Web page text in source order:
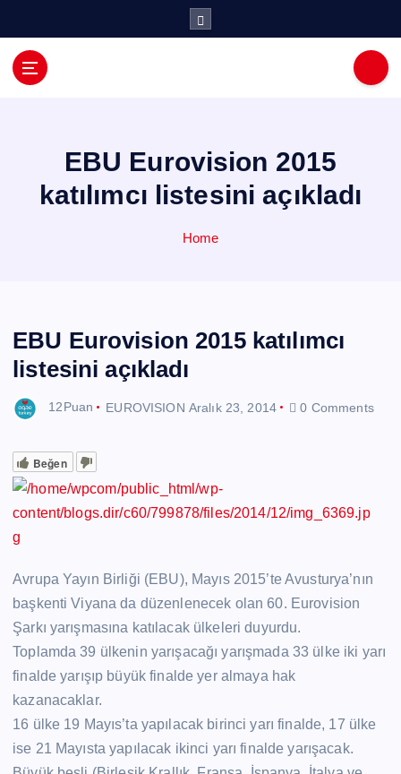
EBU Eurovision 2015
katılımcı listesini açıkladı
Home
EBU Eurovision 2015 katılımcı
listesini açıkladı
12Puan EUROVISION Aralık 23, 2014 0 Comments
Beğen
Avrupa Yayın Birliği (EBU), Mayıs 2015’te Avusturya’nın
başkenti Viyana da düzenlenecek olan 60. Eurovision
Şarkı yarışmasına katılacak ülkeleri duyurdu.
Toplamda 39 ülkenin yarışacağı yarışmada 33 ülke iki yarı
finalde yarışıp büyük finalde yer almaya hak
kazanacaklar.
16 ülke 19 Mayıs’ta yapılacak birinci yarı finalde, 17 ülke
ise 21 Mayısta yapılacak ikinci yarı finalde yarışacak.